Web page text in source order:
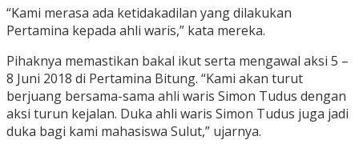
“Kami merasa ada ketidakadilan yang dilakukan
Pertamina kepada ahli waris,” kata mereka.
Pihaknya memastikan bakal ikut serta mengawal aksi 5 –
8 Juni 2018 di Pertamina Bitung. “Kami akan turut
berjuang bersama-sama ahli waris Simon Tudus dengan
aksi turun kejalan. Duka ahli waris Simon Tudus juga jadi
duka bagi kami mahasiswa Sulut,” ujarnya.